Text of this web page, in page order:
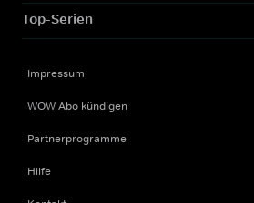
Top-Serien
Impressum
WOW Abo kündigen
Partnerprogramme
Hilfe